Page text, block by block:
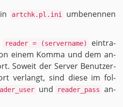
in artchk.pl.ini
um­be­nen­nen
reader = (servername)
ein­tra­
einem Komma und dem an­
So­weit der Ser­ver Be­nut­zer­
ver­langt, sind diese im fol­
und reader_pass
an­